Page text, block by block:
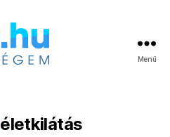
Menü
életkilátás